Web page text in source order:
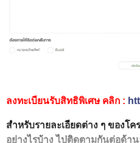
ลงทะเบียนรับสิทธิพิเศษ คลิก :
สำหรับรายละเอียดต่าง ๆ ของโ
อย่างไรบ้าง ไปติดตามกันต่อด้าน